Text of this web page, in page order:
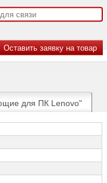
для ПК Lenovo"